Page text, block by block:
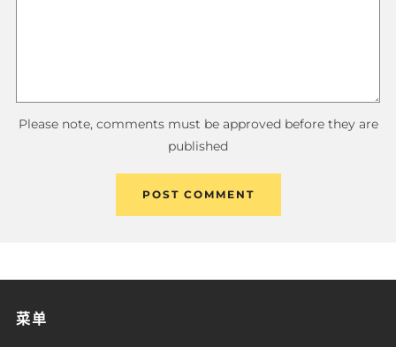
Please note, comments must be approved before they are
published
菜单